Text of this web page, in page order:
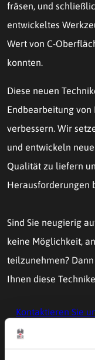
fräsen, und
entwickeltes
Wert von C-
konnten.
Diese neuen
Endbearbeitung
verbessern. Wir
und entwickeln
Qualität zu liefern
Herausforderungen
Sind Sie neugierig
keine Möglichkeit,
teilzunehmen?
Ihnen diese
Kontaktieren Sie
Besuchen